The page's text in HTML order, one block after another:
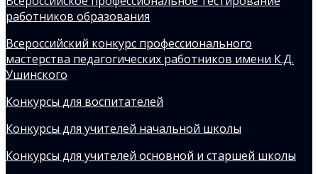
работников образования
Всероссийский конкурс профессионального
мастерства педагогических работников имени К.Д.
Ушинского
Конкурсы для воспитателей
Конкурсы для учителей начальной школы
Конкурсы для учителей основной и старшей школы